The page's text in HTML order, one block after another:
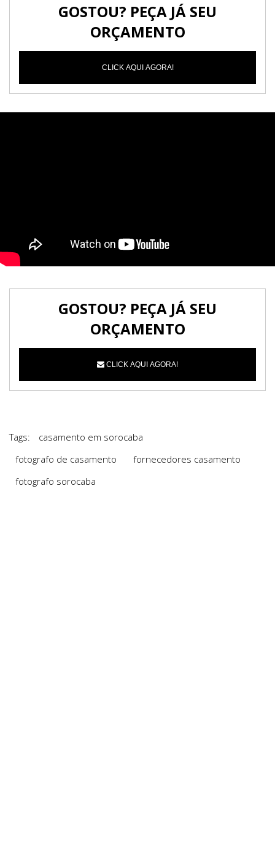
GOSTOU? PEÇA JÁ SEU
ORÇAMENTO
CLICK AQUI AGORA!
GOSTOU? PEÇA JÁ SEU
ORÇAMENTO
CLICK AQUI AGORA!
Tags:
casamento em sorocaba
fotografo de casamento
fornecedores casamento
fotografo sorocaba